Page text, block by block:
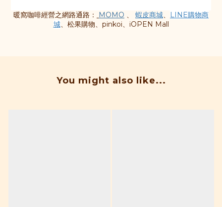
暖窩咖啡經營之網路通路： MOMO 、 蝦皮商城、
LINE購物商
城、松果購物、pinkoi、iOPEN Mall
You might also like...